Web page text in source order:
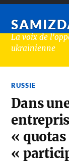
La voix de
ukrainienne
RUSSIE
Dans
«
«